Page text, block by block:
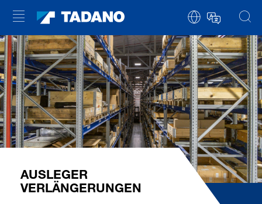
AUSLEGER
VERLÄNGERUNGEN